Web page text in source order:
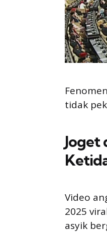
tidak
Joget
Video
2025
asyik